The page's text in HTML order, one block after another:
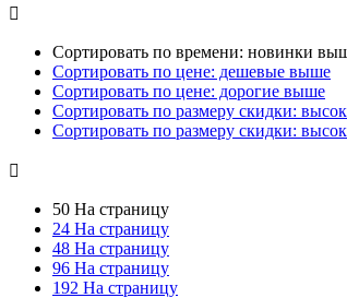

Сортировать по времени: новинки
Сортировать по цене: дешевые выше
Сортировать по цене: дорогие выше
Сортировать по размеру скидки:
Сортировать по размеру скидки:

50 На страницу
24 На страницу
48 На страницу
96 На страницу
192 На страницу